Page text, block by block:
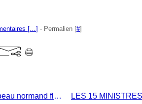
[…] - Permalien [#]
Label FRENCHTECH: le drapeau normand flotte sur LAS VEGAS!